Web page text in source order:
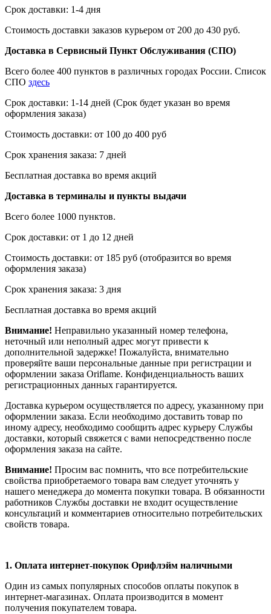
Срок доставки: 1-4 дня
Стоимость доставки заказов курьером от 200 до 430 руб.
Доставка в Сервисный Пункт Обслуживания (СПО)
Всего более 400 пунктов в различных городах России. Список
СПО здесь
Срок доставки: 1-14 дней (Срок будет указан во время
оформления заказа)
Стоимость доставки: от 100 до 400 руб
Срок хранения заказа: 7 дней
Бесплатная доставка во время акций
Доставка в терминалы и пункты выдачи
Всего более 1000 пунктов.
Срок доставки: от 1 до 12 дней
Стоимость доставки: от 185 руб (отобразится во время
оформления заказа)
Срок хранения заказа: 3 дня
Бесплатная доставка во время акций
Внимание! Неправильно указанный номер телефона,
неточный или неполный адрес могут привести к
дополнительной задержке! Пожалуйста, внимательно
проверяйте ваши персональные данные при регистрации и
оформлении заказа Oriflame. Конфиденциальность ваших
регистрационных данных гарантируется.
Доставка курьером осуществляется по адресу, указанному при
оформлении заказа. Если необходимо доставить товар по
иному адресу, необходимо сообщить адрес курьеру Службы
доставки, который свяжется с вами непосредственно после
оформления заказа на сайте.
Внимание! Просим вас помнить, что все потребительские
свойства приобретаемого товара вам следует уточнять у
нашего менеджера до момента покупки товара. В обязанности
работников Службы доставки не входит осуществление
консультаций и комментариев относительно потребительских
свойств товара.
1. Оплата интернет-покупок Орифлэйм наличными
Один из самых популярных способов оплаты покупок в
интернет-магазинах. Оплата производится в момент
получения покупателем товара.